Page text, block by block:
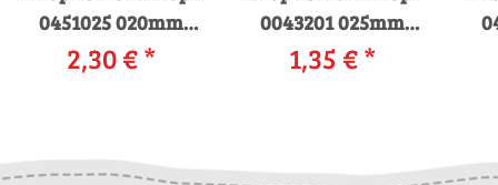
0451025 020mm
0042 orange
2,30 €*
0043201 025mm
0083 silber
1,35 €*